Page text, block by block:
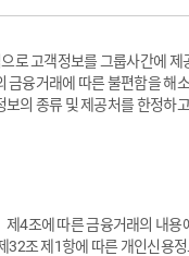
로 고객정보를 그룹사간에
금융거래에 따른 불편함을
의 종류 및 제공처를 한정하
제4조에 따른 금융거래의 내용
32조 제1항에 따른 개인신용